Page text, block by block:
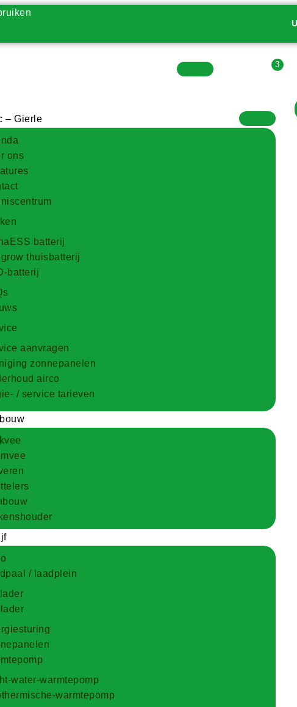
3
– Gierle
ons
batterij
thuisbatterij
batterij
aanvragen
zonnepanelen
airco
/ service tarieven
/ laadplein
water-warmtepomp
warmtepomp